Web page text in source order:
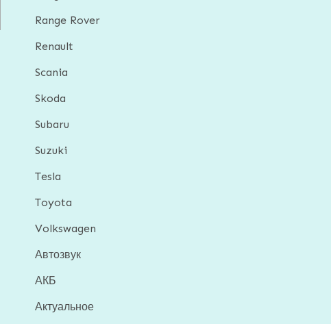
Range Rover
Renault
Scania
Skoda
Subaru
Suzuki
Tesla
Toyota
Volkswagen
Автозвук
АКБ
Актуальное